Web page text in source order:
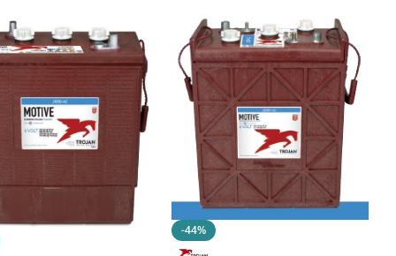
-44%